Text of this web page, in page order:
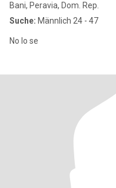
Bani, Peravia, Dom. Rep.
Suche: Männlich 24 - 47
No lo se